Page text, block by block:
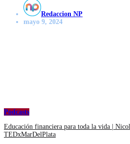
Redaccion NP
mayo 9, 2024
Podcasts
Educación financiera para toda la vida |
TEDxMarDelPlata